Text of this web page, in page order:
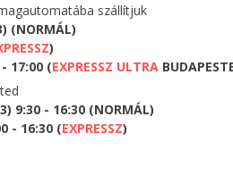
szállítjuk
(NORMÁL)
)
17:00 (EXPRESSZ ULTRA
9:30 - 16:30 (NORMÁL)
- 16:30 (EXPRESSZ)